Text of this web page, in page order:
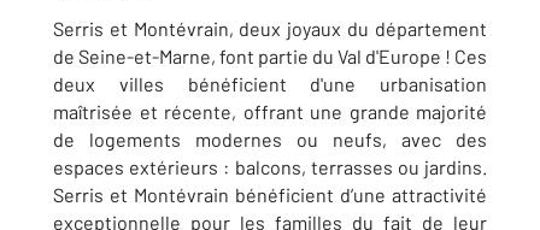
Serris et Montévrain, deux joyaux du département
de Seine-et-Marne, font partie du Val d'Europe ! Ces
deux villes bénéficient d'une urbanisation
maîtrisée et récente, offrant une grande majorité
de logements modernes ou neufs, avec des
espaces extérieurs : balcons, terrasses ou jardins.
Serris et Montévrain bénéficient d’une attractivité
exceptionnelle pour les familles du fait de leur